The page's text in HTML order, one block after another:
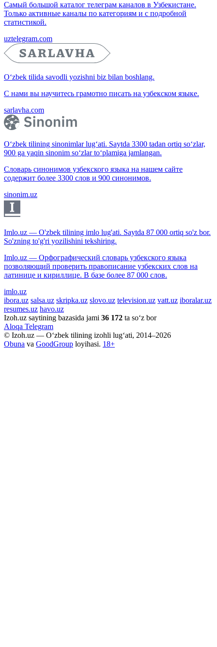
Самый большой каталог телеграм каналов в Узбекистане.
Только активные каналы по категориям и с подробной
статистикой.
uztelegram.com
O‘zbek tilida savodli yozishni biz bilan boshlang.
С нами вы научитесь грамотно писать на узбекском языке.
sarlavha.com
O‘zbek tilining sinonimlar lug‘ati. Saytda 3300 tadan ortiq so‘zlar,
900 ga yaqin sinonim so‘zlar to‘plamiga jamlangan.
Словарь синонимов узбекского языка на нашем сайте
содержит более 3300 слов и 900 синонимов.
sinonim.uz
Imlo.uz — O'zbek tilining imlo lug'ati. Saytda 87 000 ortiq so'z bor.
So'zning to'g'ri yozilishini tekshiring.
Imlo.uz — Орфографический словарь узбекского языка
позволяющий проверить правописание узбекских слов на
латинице и кириллице. В базе более 87 000 слов.
imlo.uz
ibora.uz salsa.uz skripka.uz slovo.uz television.uz vatt.uz iboralar.uz
resumes.uz havo.uz
Izoh.uz saytining bazasida jami 36 172 ta so‘z bor
Aloqa Telegram
© Izoh.uz — O‘zbek tilining izohli lug‘ati, 2014–2026
Obuna va GoodGroup loyihasi. 18+